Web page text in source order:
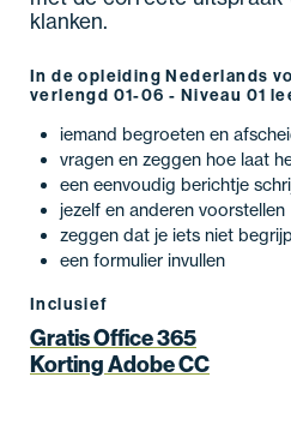
klanken.
In de opleiding Nederlands
verlengd 01-06 - Niveau 01
iemand begroeten en
vragen en zeggen hoe laat
een eenvoudig berichtje
jezelf en anderen voorstellen
zeggen dat je iets niet
een formulier invullen
Inclusief
Gratis Office 365
Korting Adobe CC